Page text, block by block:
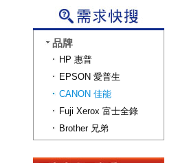
品牌
HP 惠普
EPSON 愛普生
CANON 佳能
Fuji Xerox 富士全錄
Brother 兄弟